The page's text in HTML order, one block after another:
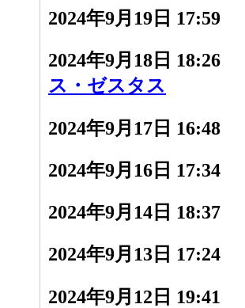
2024年9月19日 17:59
2024年9月18日 18:26
ス・ゼスタス
2024年9月17日 16:48
2024年9月16日 17:34
2024年9月14日 18:37
2024年9月13日 17:24
2024年9月12日 19:41